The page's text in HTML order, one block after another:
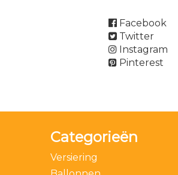
Facebook
Twitter
Instagram
Pinterest
Categorieën
Versiering